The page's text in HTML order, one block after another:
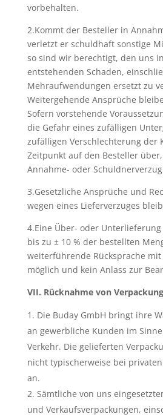
vorbehalten.
2.Kommt der Besteller in
verletzt er schuldhaft sonstige
so sind wir berechtigt, den uns
entstehenden Schaden,
Mehraufwendungen ersetzt zu
Weitergehende Ansprüche
Sofern vorstehende
die Gefahr eines zufälligen
zufälligen Verschlechterung der
Zeitpunkt auf den Besteller
Annahme- oder
3.Gesetzliche Ansprüche und
wegen eines Lieferverzuges
4.Eine Über- oder
bis zu ± 10 % der bestellten
weiterführende Rücksprache
möglich und kein Anlass zur
VII. Rücknahme von
Die Buday GmbH bringt ihre
an gewerbliche Kunden im Sinne
Verkehr. Die gelieferten
nicht typischerweise bei
an.
Sämtliche von uns
und Verkaufsverpackungen,